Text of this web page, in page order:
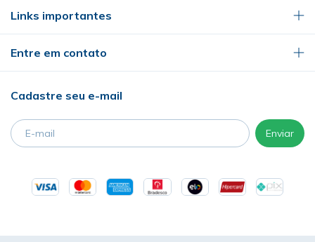
Links importantes
Entre em contato
Cadastre seu e-mail